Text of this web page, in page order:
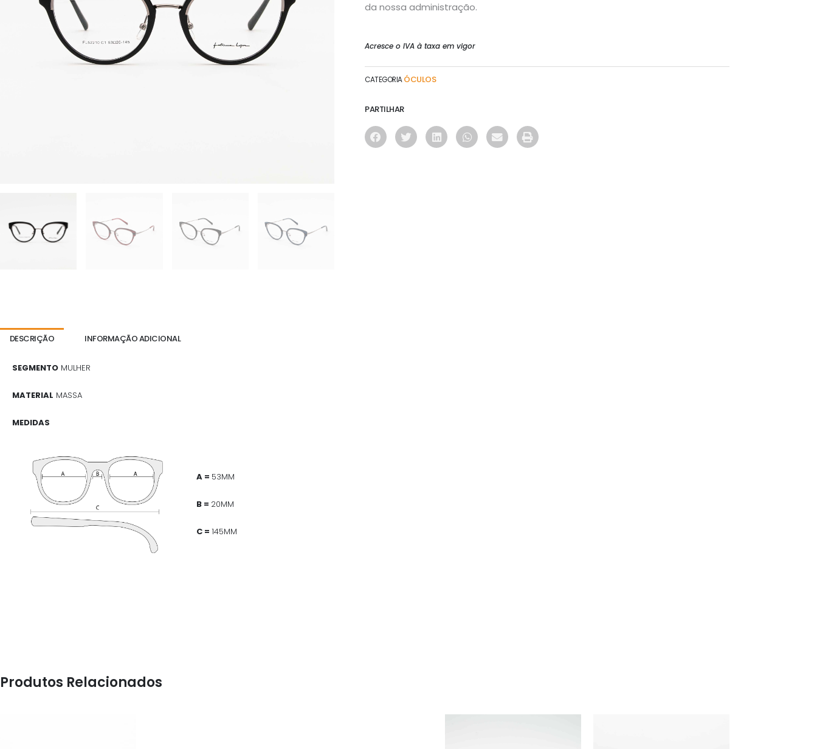
DESCRIÇÃO INFORMAÇÃO ADICIONAL
SEGMENTO MULHER
MATERIAL MASSA
MEDIDAS
A = 53MM
B = 20MM
C = 145MM
da nossa administração.
Acresce o IVA à taxa em vigor
CATEGORIA ÓCULOS
PARTILHAR
Produtos Relacionados